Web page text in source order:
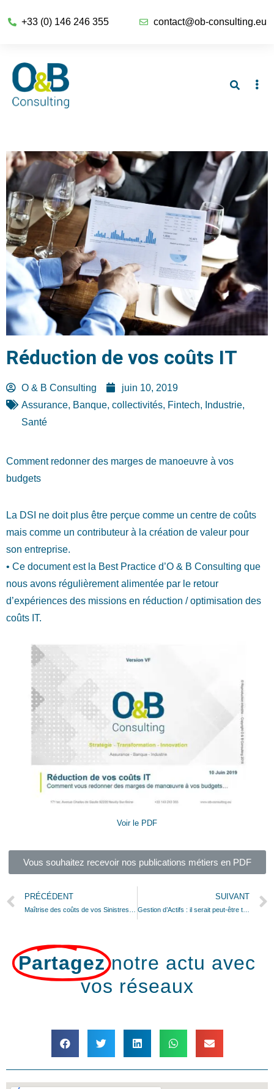
+33 (0) 146 246 355 contact@ob-consulting.eu
Réduction de vos coûts IT
O & B Consulting
juin 10, 2019
Assurance, Banque, collectivités, Fintech, Industrie,
Santé
Comment redonner des marges de manoeuvre à vos
budgets
La DSI ne doit plus être perçue comme un centre de coûts
mais comme un contributeur à la création de valeur pour
son entreprise.
• Ce document est la Best Practice d’O & B Consulting que
nous avons régulièrement alimentée par le retour
d’expériences des missions en réduction / optimisation des
coûts IT.
Voir le PDF
Vous souhaitez recevoir nos publications métiers en PDF
PRÉCÉDENT SUIVANT
Gestion d’Actifs : il serait peut-être temps de la challenger !
Partagez notre actu avec
vos réseaux